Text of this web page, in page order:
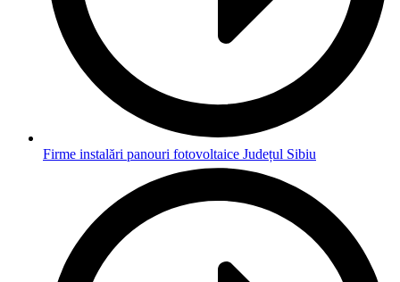
Firme instalări panouri fotovoltaice Județul Sibiu